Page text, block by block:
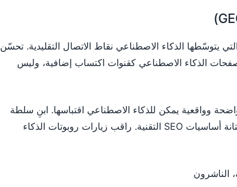
يتوسّطها الذكاء الاصطناعي نقاط الاتصال التقليدية. تحسّن
الذكاء الاصطناعي كقنوات اكتساب إضافية، وليس
وواقعية يمكن للذكاء الاصطناعي اقتباسها. ابنِ سلطة
موضوعية من خلال محتوى شامل. تأكّد من متانة أساسيات SEO التقنية. راقب زيارات روبوتات الذكاء